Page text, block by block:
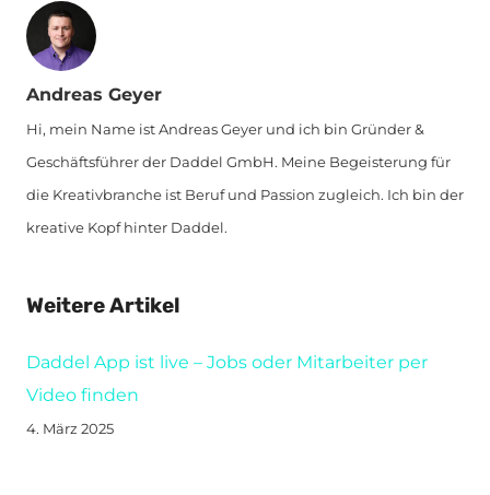
Andreas Geyer
Hi, mein Name ist Andreas Geyer und ich bin Gründer &
Geschäftsführer der Daddel GmbH. Meine Begeisterung für
die Kreativbranche ist Beruf und Passion zugleich. Ich bin der
kreative Kopf hinter Daddel.
Weitere Artikel
Daddel App ist live – Jobs oder Mitarbeiter per
Video finden
4. März 2025